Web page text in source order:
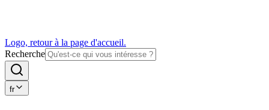
Logo, retour à la page d'accueil.
Recherche
fr